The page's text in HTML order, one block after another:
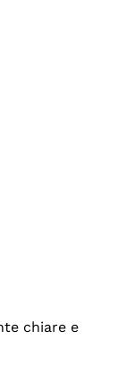
chiare e